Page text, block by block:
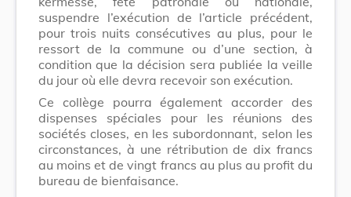
suspendre l’exécution de l’article précédent,
pour trois nuits consécutives au plus, pour le
ressort de la commune ou d’une section, à
condition que la décision sera publiée la veille
du jour où elle devra recevoir son exécution.
Ce collège pourra également accorder des
dispenses spéciales pour les réunions des
sociétés closes, en les subordonnant, selon les
circonstances, à une rétribution de dix francs
au moins et de vingt francs au plus au profit du
bureau de bienfaisance.